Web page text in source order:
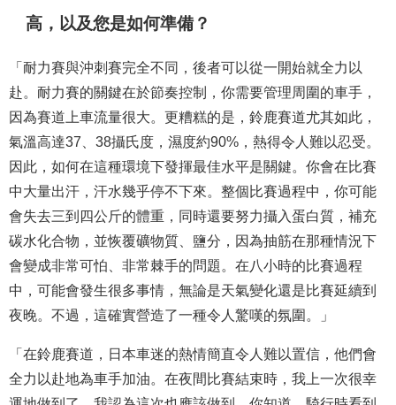
高，以及您是如何準備？
「耐力賽與沖刺賽完全不同，後者可以從一開始就全力以
赴。耐力賽的關鍵在於節奏控制，你需要管理周圍的車手，
因為賽道上車流量很大。更糟糕的是，鈴鹿賽道尤其如此，
氣溫高達37、38攝氏度，濕度約90%，熱得令人難以忍受。
因此，如何在這種環境下發揮最佳水平是關鍵。你會在比賽
中大量出汗，汗水幾乎停不下來。整個比賽過程中，你可能
會失去三到四公斤的體重，同時還要努力攝入蛋白質，補充
碳水化合物，並恢覆礦物質、鹽分，因為抽筋在那種情況下
會變成非常可怕、非常棘手的問題。在八小時的比賽過程
中，可能會發生很多事情，無論是天氣變化還是比賽延續到
夜晚。不過，這確實營造了一種令人驚嘆的氛圍。」
「在鈴鹿賽道，日本車迷的熱情簡直令人難以置信，他們會
全力以赴地為車手加油。在夜間比賽結束時，我上一次很幸